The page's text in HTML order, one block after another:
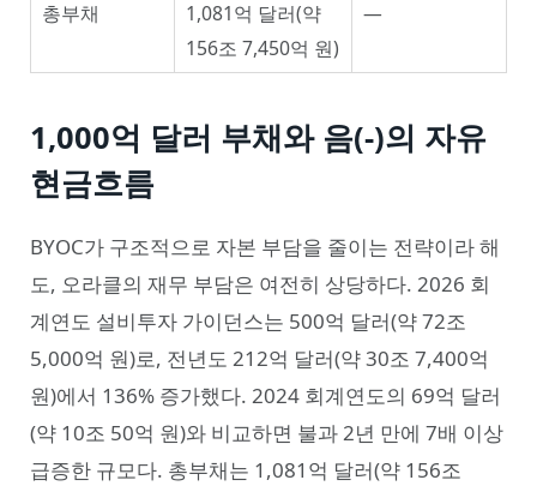
총부채
1,081억 달러(약
156조 7,450억 원)
—
1,000억 달러 부채와 음(-)의 자유
현금흐름
BYOC가 구조적으로 자본 부담을 줄이는 전략이라 해
도, 오라클의 재무 부담은 여전히 상당하다. 2026 회
계연도 설비투자 가이던스는 500억 달러(약 72조
5,000억 원)로, 전년도 212억 달러(약 30조 7,400억
원)에서 136% 증가했다. 2024 회계연도의 69억 달러
(약 10조 50억 원)와 비교하면 불과 2년 만에 7배 이상
급증한 규모다. 총부채는 1,081억 달러(약 156조